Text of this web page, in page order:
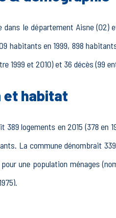
dans le département Aisne
habitants en 1999, 898
1999 et 2010) et 36 décès (99
et habitat
389 logements en 2015 (378 en
La commune dénombrait
pour une population ménages